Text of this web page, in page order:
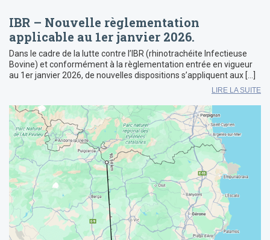
IBR – Nouvelle règlementation
applicable au 1er janvier 2026.
Dans le cadre de la lutte contre l’IBR (rhinotrachéite Infectieuse
Bovine) et conformément à la règlementation entrée en vigueur
au 1er janvier 2026, de nouvelles dispositions s’appliquent aux […]
LIRE LA SUITE